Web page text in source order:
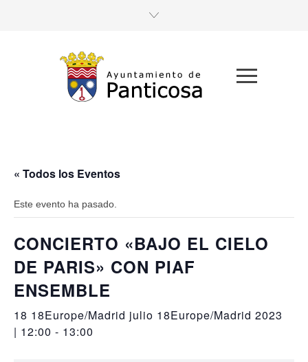
« Todos los Eventos
Este evento ha pasado.
CONCIERTO «BAJO EL CIELO
DE PARIS» CON PIAF
ENSEMBLE
18 18Europe/Madrid julio 18Europe/Madrid 2023
| 12:00 - 13:00